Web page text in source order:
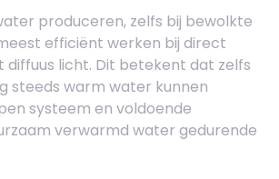
produceren, zelfs bij bewolkte
efficiënt werken bij direct
diffuus licht. Dit betekent dat zelfs
steeds warm water kunnen
systeem en voldoende
verwarmd water gedurende